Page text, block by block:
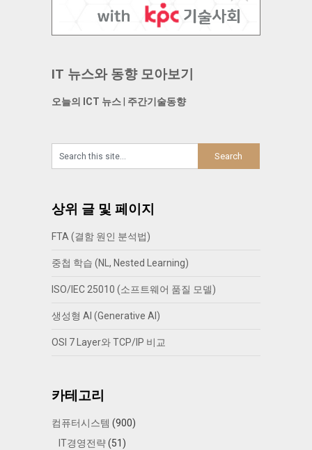
IT 뉴스와 동향 모아보기
오늘의 ICT 뉴스| 주간기술동향
상위 글 및 페이지
FTA (결함 원인 분석법)
중첩 학습 (NL, Nested Learning)
ISO/IEC 25010 (소프트웨어 품질 모델)
생성형 AI (Generative AI)
OSI 7 Layer와 TCP/IP 비교
카테고리
컴퓨터시스템 (900)
IT경영전략(51)